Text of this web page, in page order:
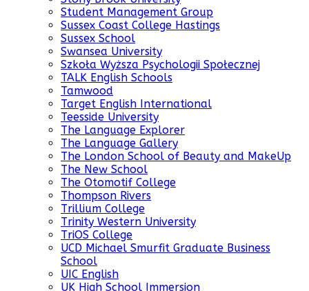
Student Management Group
Sussex Coast College Hastings
Sussex School
Swansea University
Szkoła Wyższa Psychologii Społecznej
TALK English Schools
Tamwood
Target English International
Teesside University
The Language Explorer
The Language Gallery
The London School of Beauty and MakeUp
The New School
The Otomotif College
Thompson Rivers
Trillium College
Trinity Western University
TriOS College
UCD Michael Smurfit Graduate Business
School
UIC English
UK High School Immersion